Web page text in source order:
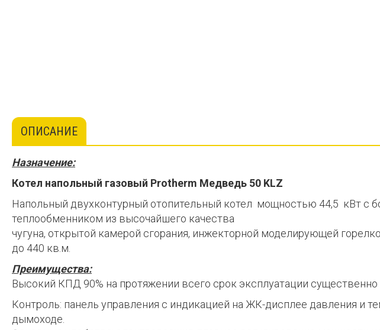
ОПИСАНИЕ
Назначение:
Котел напольный газовый Protherm Медведь 50 KLZ
Напольный двухконтурный отопительный котел мощностью 44,5 кВт с
теплообменником из высочайшего качества
чугуна, открытой камерой сгорания, инжекторной моделирующей
до 440 кв.м.
Преимущества:
Высокий КПД 90% на протяжении всего срок эксплуатации существенно
Контроль: панель управления с индикацией на ЖК-дисплее давления и
дымоходе.